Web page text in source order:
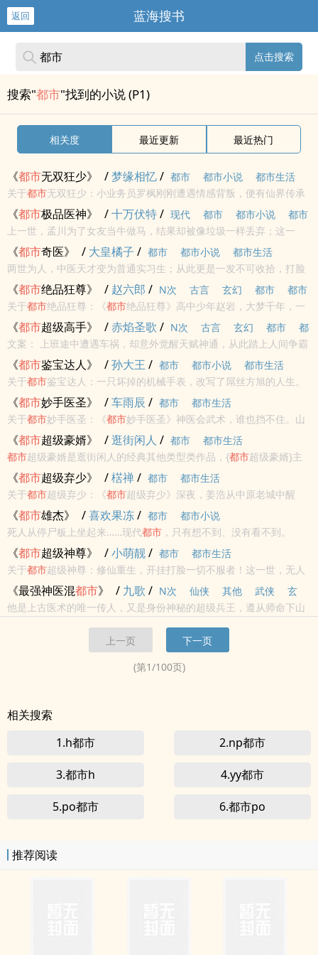
返回 蓝海搜书
点击搜索
搜索"都市"找到的小说 (P1)
相关度 最近更新 最近热门
《都市无双狂少》 /梦缘相忆/ 都市 都市小说
都市生活
关于都市无双狂少：小业务员罗枫刚刚遭遇情感背叛，便有仙界传承
从天而降，凭借这份大礼包逐渐走向巅峰修仙道路。
《都市极品医神》 /十万伏特/ 现代 都市 都市小说
都市
生活
上一世，孟川为了女友当牛做马，结果却被像垃圾一样丢弃；这一
世，孟川得到祖上妖道医圣传承，又有一只橘猫护道，从此纵横
市，吊打一切，无所不能！...
《都市奇医》 / 大皇橘子 / 都市 都市小说
都市生活
两世为人，中医天才变为普通实习生；从此更是一发不可收拾，打脸
医德恶劣的主任，迷倒风华绝代的佳人，再度踏上巅峰之土，成就前
世未能完成的梦！
《都市绝品狂尊》 / 赵六郎 / N次 古言 玄幻 都市
都市
小说
都市生活
关于都市绝品狂尊：《都市绝品狂尊》高中少年赵岩，大梦千年，一
朝觉醒，纵横天下，翻手为云，覆手为雨，收拢资源，提升实力，只
为重回修仙世界。不想，却遭遇地球灵气复苏，高武崛起，仙门临
世，险阻层生。...
《都市超级高手》 /赤焰圣歌 / N次 古言 玄幻 都市
都
市小说
都市生活
文案： 上班途中遭遇车祸，却意外觉醒天赋神通，从此踏上人间争霸
之路！看一介凡人如何人生逆袭，迎娶白富美，走上人生巅峰！
《都市鉴宝达人》 /孙大王 / 都市 都市小说
都市生活
关于都市鉴宝达人：一只坏掉的机械手表，改写了屌丝方旭的人生。
手表能鉴宝，因为只有宝物的宝光，才能让指针旋转，而回拨指针，
更能让时光回溯……从古玩店打工小职员，到制霸全球的超级富豪，你
只缺买个表...
《都市妙手医圣》 /车雨辰 / 都市
都市生活
关于都市妙手医圣：《都市妙手医圣》神医会武术，谁也挡不住。山
里走出来的少年林东，带着一身上古医术闯荡都市！疑难杂症，没有
我治不好的病！富少恶霸，没有我治不好的人！
《都市超级豪婿》 /逛街闲人 / 都市
都市生活
都市超级豪婿是逛街闲人的经典其他类型类作品，{都市超级豪婿}主
要讲述了：都市超级豪婿 逛街闲人最新鼎力大作，年度必看其他类
型。新御宅屋（xyuzhaiwu8.com）提供都市 超级豪婿最新章节全...
《都市超级弃少》 /楛禅/ 都市
都市生活
关于都市超级弃少：《都市超级弃少》深夜，姜浩从中原老城中醒
来，他逐渐发现身边的一切变了。他不再是被称之为武痴的弃少，而
是成为一个真正的武者……混迹都市 ，无往不利！
《都市雄杰》 /喜欢果冻/ 都市
都市小说
死人从停尸板上坐起来……现代都市 ，只有想不到、没有看不到。
<br>本站提示：各位书友要是觉得《都市
雄杰》还不错的话请不要忘
记向您QQ群和微博里的朋友推荐哦！
《都市超级神尊》 /小萌靓/ 都市
都市生活
关于都市超级神尊：修仙重生，开挂打脸一切不服者！这一世，无人
能及！新书《都市之妖孽公子》，已开始更新。
《最强神医混都市》 / 九歌 / N次 仙侠 其他 武侠
玄
幻
都市 都市小说 高辣 都市生活
他是上古医术的唯一传人，又是身份神秘的超级兵王，遵从师命下山
来履行从小订下的婚约，却被看自己不顺眼的美女总裁老婆给安排到
了社区医院做个实习医生。
上一页
下一页
(第1/100页)
相关搜索
1.h都市
2.np都市
3.都市h 4.yy都市
5.po都市 6.都市po
推荐阅读